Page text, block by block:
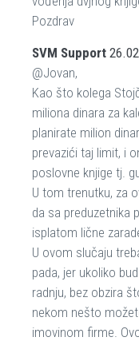
Pozdrav
SVM Support
@Jovan,
Kao što kolega
miliona dinara za
planirate milion
prevazići taj limit, i
poslovne knjige tj.
U tom trenutku, za
da sa preduzetnika
isplatom lične
U ovom slučaju
pada, jer ukoliko
radnju, bez obzira
nekom nešto
imovinom firme.